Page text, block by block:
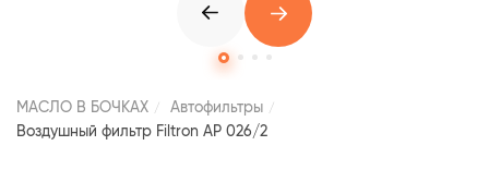
МАСЛО В БОЧКАХ
Автофильтры
Воздушный фильтр Filtron AP 026/2